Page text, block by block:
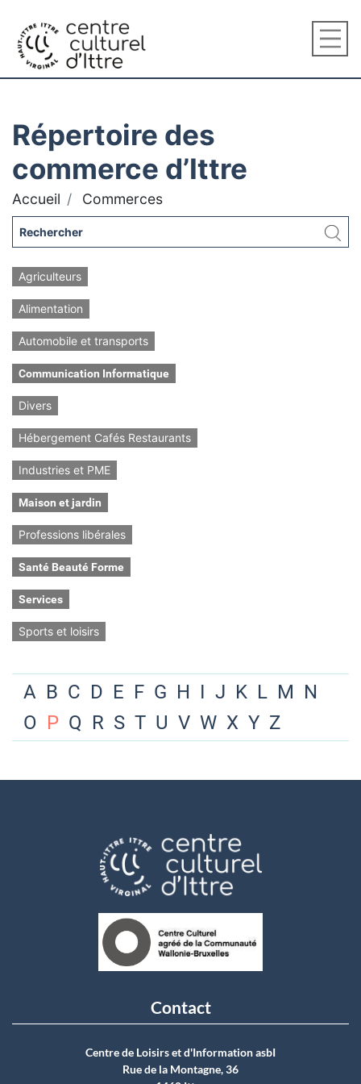
Répertoire des
commerce d’Ittre
Accueil Commerces
Agriculteurs
Alimentation
Automobile et transports
Communication Informatique
Divers
Hébergement Cafés Restaurants
Industries et PME
Maison et jardin
Professions libérales
Santé Beauté Forme
Services
Sports et loisirs
A B C D E F G H I J K L M N
O P Q R S T U V W X Y Z
Contact
Centre de Loisirs et d'Information asbI
Rue de la Montagne, 36